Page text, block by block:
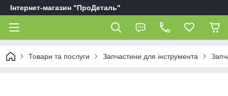
Інтернет-магазин "ПроДеталь"
Товари та послуги Запчастини для інструмента